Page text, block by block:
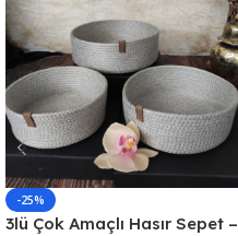
-25%
3lü Çok Amaçlı Hasır Sepet –